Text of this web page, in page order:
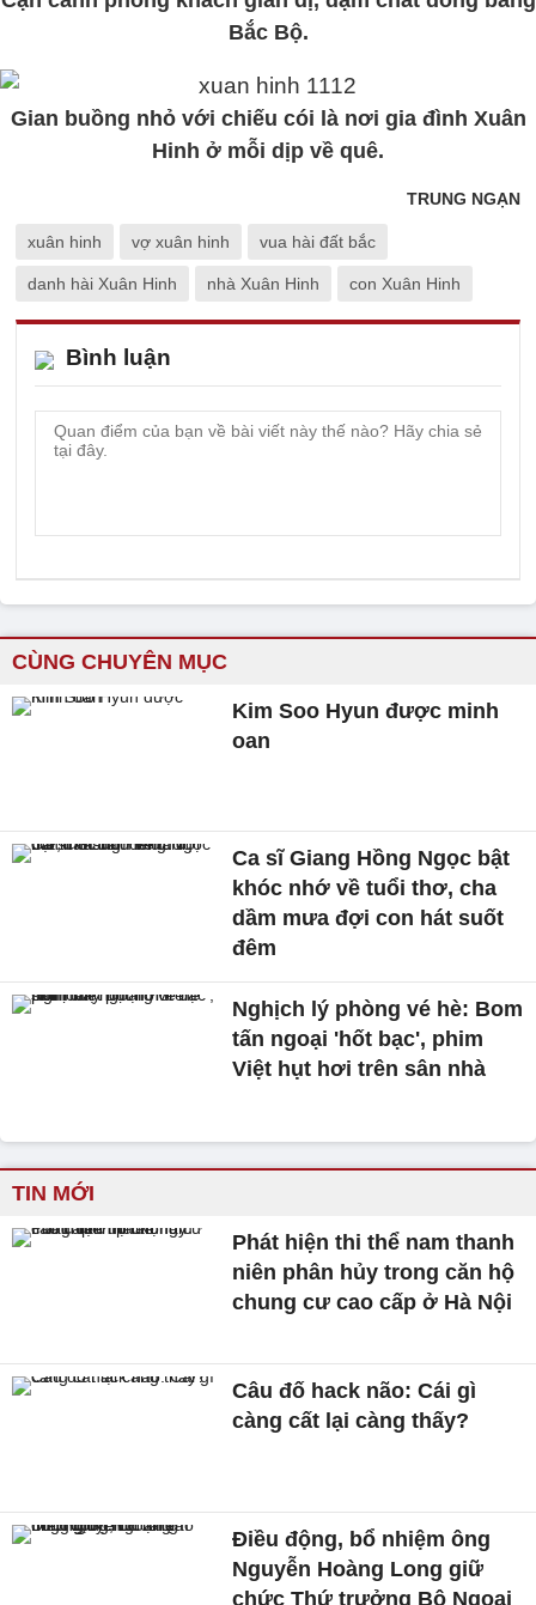
Bắc Bộ.
Gian buồng nhỏ với chiếu cói là nơi gia đình Xuân
Hinh ở mỗi dịp về quê.
TRUNG NGẠN
xuân hinh vợ xuân hinh vua hài đất bắc
danh hài Xuân Hinh nhà Xuân Hinh con Xuân Hinh
Bình luận
CÙNG CHUYÊN MỤC
Kim Soo Hyun được minh
oan
Ca sĩ Giang Hồng Ngọc bật
khóc nhớ về tuổi thơ, cha
dầm mưa đợi con hát suốt
đêm
Nghịch lý phòng vé hè: Bom
tấn ngoại 'hốt bạc', phim
Việt hụt hơi trên sân nhà
TIN MỚI
Phát hiện thi thể nam thanh
niên phân hủy trong căn hộ
chung cư cao cấp ở Hà Nội
Câu đố hack não: Cái gì
càng cất lại càng thấy?
Điều động, bổ nhiệm ông
Nguyễn Hoàng Long giữ
chức Thứ trưởng Bộ Ngoại